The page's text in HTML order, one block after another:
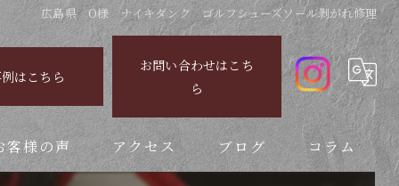
広島県 O様 ナイキダンク ゴルフシューズソール剥がれ修理
はこちら
お問い合わせはこち
ら
客様の声 アクセス ブログ コラム